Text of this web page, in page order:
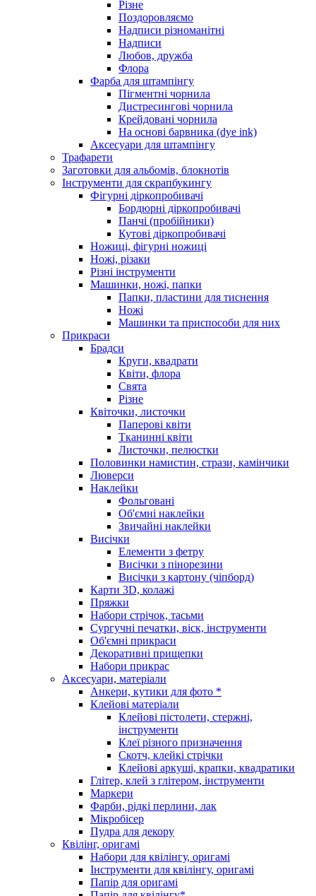
Різне
Поздоровляємо
Надписи різноманітні
Надписи
Любов, дружба
Флора
Фарба для штампінгу
Пігментні чорнила
Дистресингові чорнила
Крейдовані чорнила
На основі барвника (dye ink)
Аксесуари для штампінгу
Трафарети
Заготовки для альбомів, блокнотів
Інструменти для скрапбукингу
Фігурні діркопробивачі
Бордюрні діркопробивачі
Панчі (пробійники)
Кутові діркопробивачі
Ножиці, фігурні ножиці
Ножі, різаки
Різні інструменти
Машинки, ножі, папки
Папки, пластини для тиснення
Ножі
Машинки та приспособи для них
Прикраси
Брадси
Круги, квадрати
Квіти, флора
Свята
Різне
Квіточки, листочки
Паперові квіти
Тканинні квіти
Листочки, пелюстки
Половинки намистин, стрази, камінчики
Люверси
Наклейки
Фольговані
Об'ємні наклейки
Звичайні наклейки
Висічки
Елементи з фетру
Висічки з пінорезини
Висічки з картону (чіпборд)
Карти 3D, колажі
Пряжки
Набори стрічок, тасьми
Сургучні печатки, віск, інструменти
Об'ємні прикраси
Декоративні прищепки
Набори прикрас
Аксесуари, матеріали
Анкери, кутики для фото *
Клейові матеріали
Клейові пістолети, стержні,
інструменти
Клеї різного призначення
Скотч, клейкі стрічки
Клейові аркуші, крапки, квадратики
Глітер, клей з глітером, інструменти
Маркери
Фарби, рідкі перлини, лак
Мікробісер
Пудра для декору
Квілінг, оригамі
Набори для квілінгу, оригамі
Інструменти для квілінгу, оригамі
Папір для оригамі